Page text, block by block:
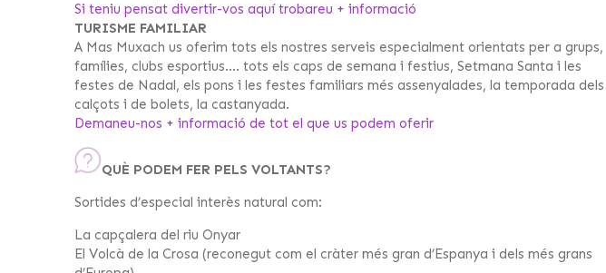
Si teniu pensat divertir-vos aquí trobareu + informació
TURISME FAMILIAR
A Mas Muxach us oferim tots els nostres serveis especialment orientats per a grups,
famílies, clubs esportius…. tots els caps de semana i festius, Setmana Santa i les
festes de Nadal, els pons i les festes familiars més assenyalades, la temporada dels
calçots i de bolets, la castanyada.
Demaneu-nos + informació de tot el que us podem oferir
QUÈ PODEM FER PELS VOLTANTS?
Sortides d’especial interès natural com:
La capçalera del riu Onyar
El Volcà de la Crosa (reconegut com el cràter més gran d’Espanya i dels més grans